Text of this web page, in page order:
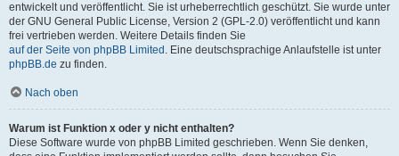
entwickelt und veröffentlicht. Sie ist urheberrechtlich geschützt. Sie wurde unter
der GNU General Public License, Version 2 (GPL-2.0) veröffentlicht und kann
frei vertrieben werden. Weitere Details finden Sie
auf der Seite von phpBB Limited . Eine deutschsprachige Anlaufstelle ist unter
phpBB.de zu finden.
Nach oben
Warum ist Funktion x oder y nicht enthalten?
Diese Software wurde von phpBB Limited geschrieben. Wenn Sie denken,